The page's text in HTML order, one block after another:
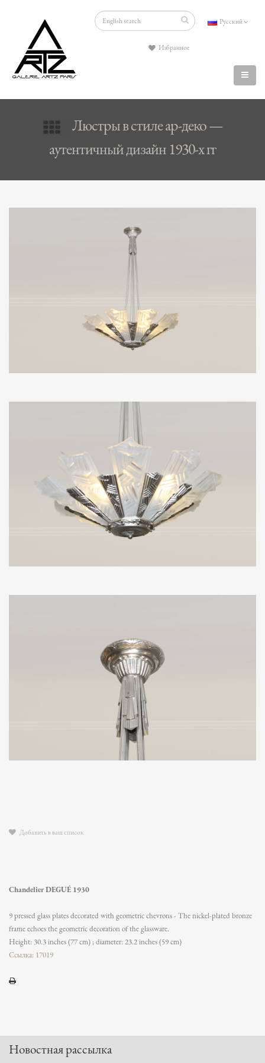
Русский
Избранное
Люстры в стиле ар-деко —
аутентичный дизайн 1930-х гг
Добавить в ваш список
Chandelier DEGUÉ 1930
9 pressed glass plates decorated with geometric chevrons - The nickel-plated bronze
frame echoes the geometric decoration of the glassware.
Height: 30.3 inches (77 cm) ; diameter: 23.2 inches (59 cm)
Ссылка: 17019
Новостная рассылка